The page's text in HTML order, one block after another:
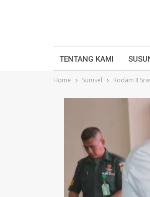
TENTANG KAMI
Home Sumsel Kodam II